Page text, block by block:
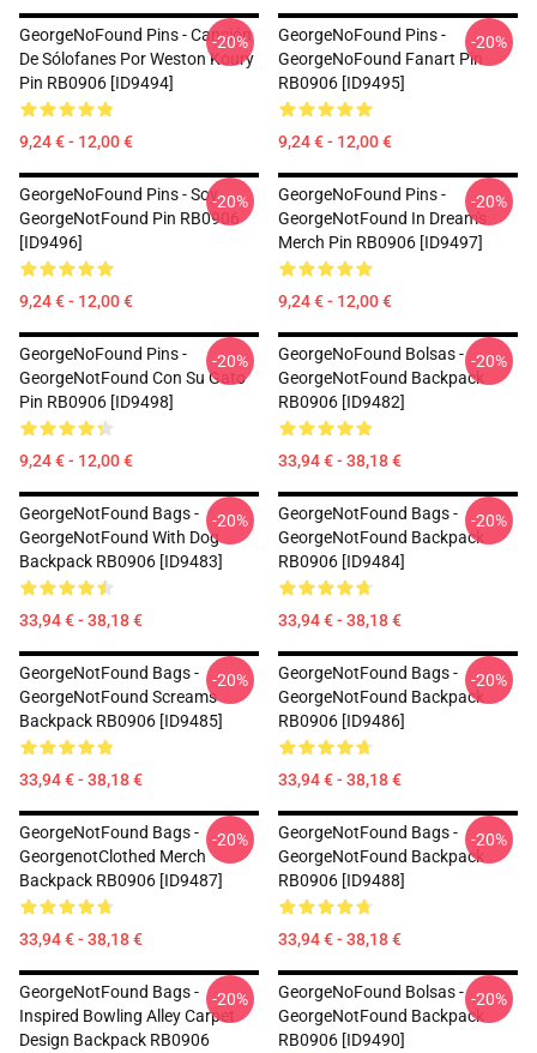
GeorgeNoFound Pins - Canción
De Sólofanes Por Weston Koury
Pin RB0906 [ID9494]
9,24 € - 12,00 €
-20%
GeorgeNoFound Pins -
GeorgeNoFound Fanart Pin
RB0906 [ID9495]
9,24 € - 12,00 €
-20%
GeorgeNoFound Pins - Soy
GeorgeNotFound Pin RB0906
[ID9496]
9,24 € - 12,00 €
-20%
GeorgeNoFound Pins -
GeorgeNotFound In Dream's
Merch Pin RB0906 [ID9497]
9,24 € - 12,00 €
-20%
GeorgeNoFound Pins -
GeorgeNotFound Con Su Gato
Pin RB0906 [ID9498]
9,24 € - 12,00 €
-20%
GeorgeNoFound Bolsas -
GeorgeNotFound Backpack
RB0906 [ID9482]
33,94 € - 38,18 €
-20%
GeorgeNotFound Bags -
GeorgeNotFound With Dog
Backpack RB0906 [ID9483]
33,94 € - 38,18 €
-20%
GeorgeNotFound Bags -
GeorgeNotFound Backpack
RB0906 [ID9484]
33,94 € - 38,18 €
-20%
GeorgeNotFound Bags -
GeorgeNotFound Screams
Backpack RB0906 [ID9485]
33,94 € - 38,18 €
-20%
GeorgeNotFound Bags -
GeorgeNotFound Backpack
RB0906 [ID9486]
33,94 € - 38,18 €
-20%
GeorgeNotFound Bags -
GeorgenotClothed Merch
Backpack RB0906 [ID9487]
33,94 € - 38,18 €
-20%
GeorgeNotFound Bags -
GeorgeNotFound Backpack
RB0906 [ID9488]
33,94 € - 38,18 €
-20%
GeorgeNotFound Bags -
Inspired Bowling Alley Carpet
Design Backpack RB0906
-20%
GeorgeNoFound Bolsas -
GeorgeNotFound Backpack
RB0906 [ID9490]
-20%